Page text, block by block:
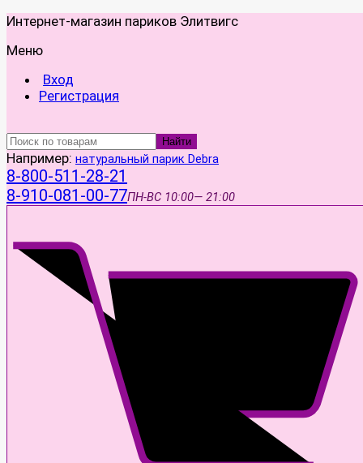
Интернет-магазин париков Элитвигс
Меню
Вход
Регистрация
Найти
Например: натуральный парик Debra
8-800-511-28-21
8-910-081-00-77ПН-ВС 10:00— 21:00